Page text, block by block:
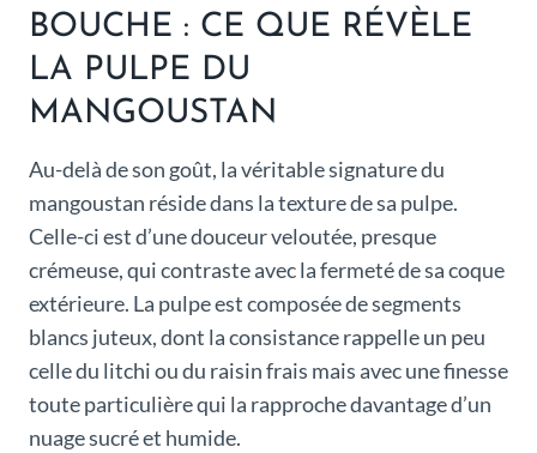
BOUCHE : CE QUE RÉVÈLE
LA PULPE DU
MANGOUSTAN
Au-delà de son goût, la véritable signature du
mangoustan réside dans la texture de sa pulpe.
Celle-ci est d’une douceur veloutée, presque
crémeuse, qui contraste avec la fermeté de sa coque
extérieure. La pulpe est composée de segments
blancs juteux, dont la consistance rappelle un peu
celle du litchi ou du raisin frais mais avec une finesse
toute particulière qui la rapproche davantage d’un
nuage sucré et humide.